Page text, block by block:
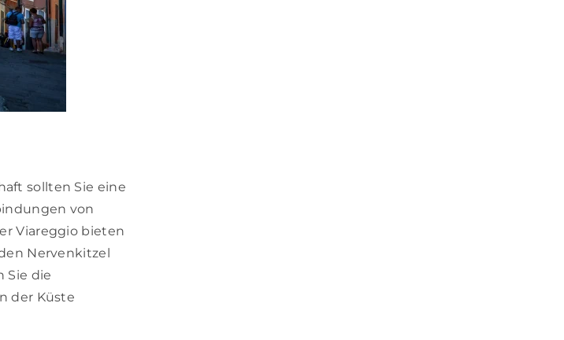
sollten Sie eine
von
Viareggio bieten
Nervenkitzel
Sie die
der Küste